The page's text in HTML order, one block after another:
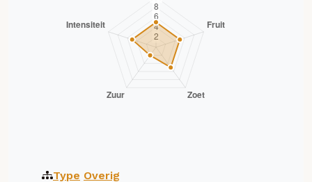
Type Overig